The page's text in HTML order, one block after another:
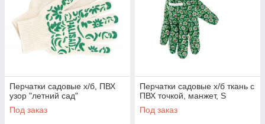
Перчатки садовые х/б, ПВХ
узор "летний сад"
Под заказ
Перчатки садовые х/б ткань с
ПВХ точкой, манжет, S
Под заказ